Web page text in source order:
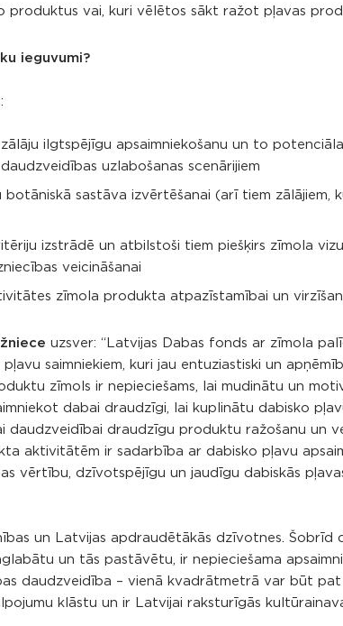
produktus vai, kuri vēlētos sākt ražot pļavas
ieguvumi?
ilgtspējīgu apsaimniekošanu un to
uzlabošanas scenārijiem
botāniskā sastāva izvērtēšanai (arī tiem
izstrādē un atbilstoši tiem piešķirs zīmola
veicināšanai
zīmola produkta atpazīstamībai un
uzsver: “Latvijas Dabas fonds ar zīmola
saimniekiem, kuri jau entuziastiski un
zīmols ir nepieciešams, lai mudinātu un
dabai draudzīgi, lai kuplinātu dabisko
daudzveidībai draudzīgu produktu ražošanu un
aktivitātēm ir sadarbība ar dabisko pļavu
vērtību, dzīvotspējīgu un jaudīgu dabiskās
un Latvijas apdraudētākās dzīvotnes. Šobrīd
un tās pastāvētu, ir nepieciešama
daudzveidība – vienā kvadrātmetrā var būt
klāstu un ir Latvijai raksturīgās